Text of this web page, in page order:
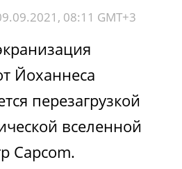
08:11 GMT+3
Йоханнеса
перезагрузкой
вселенной
Capcom.